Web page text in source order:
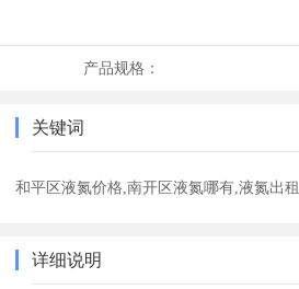
产品规格：
关键词
和平区液氮价格,南开区液氮哪有,液氮出租
详细说明